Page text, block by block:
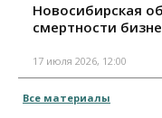
Новосибирская
смертности
17 июля 2026, 12:00
Все материалы